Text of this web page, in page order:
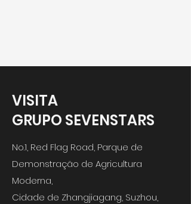
VISITA
GRUPO SEVENSTARS
No.1, Red Flag Road, Parque de
Demonstração de Agricultura
Moderna,
Cidade de Zhangjiagang, Suzhou,